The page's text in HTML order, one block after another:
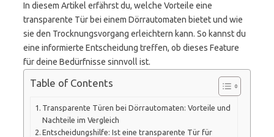
In diesem Artikel erfährst du, welche Vorteile eine
transparente Tür bei einem Dörrautomaten bietet und wie
sie den Trocknungsvorgang erleichtern kann. So kannst du
eine informierte Entscheidung treffen, ob dieses Feature
für deine Bedürfnisse sinnvoll ist.
Table of Contents
Transparente Türen bei Dörrautomaten: Vorteile und
Nachteile im Vergleich
Entscheidungshilfe: Ist eine transparente Tür für